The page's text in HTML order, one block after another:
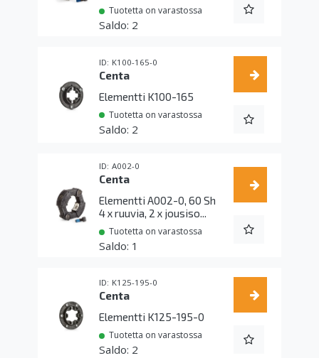
Tuotetta on varastossa
2
K100-165-0
Centa
Elementti K100-165
Tuotetta on varastossa
2
A002-0
Centa
Elementti A002-0, 60 Sh
4 x ruuvia, 2 x jousiso...
Tuotetta on varastossa
1
K125-195-0
Centa
Elementti K125-195-0
Tuotetta on varastossa
2